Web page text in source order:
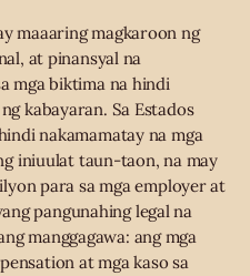
maaaring magkaroon ng
at pinansyal na
mga biktima na hindi
kabayaran. Sa Estados
nakamamatay na mga
iniuulat taun-taon, na may
para sa mga employer at
pangunahing legal na
manggagawa: ang mga
at mga kaso sa